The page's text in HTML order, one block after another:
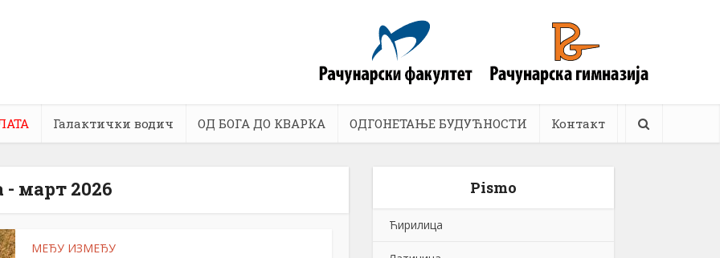
Галактички водич ОД БОГА ДО КВАРКА ОДГОНЕТАЊЕ БУДУЋНОСТИ Контакт
- март 2026
МЕЂУ ИЗМЕЂУ
Pismo
Ћирилица